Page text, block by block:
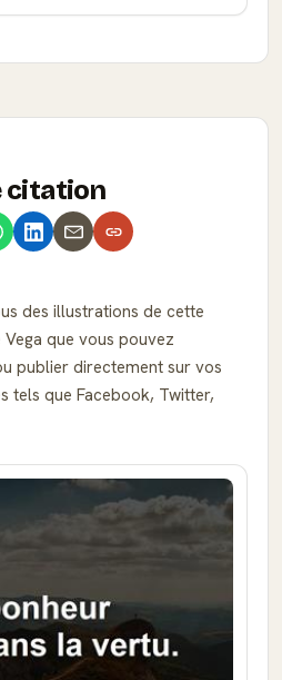
citation
des illustrations de cette
que vous pouvez
publier directement sur vos
tels que Facebook, Twitter,